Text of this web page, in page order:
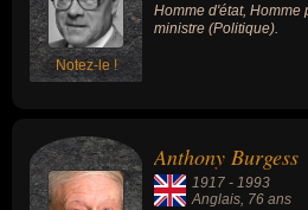
Notez-le !
Homme d'état, Homme
ministre (Politique).
Anthony Burgess
1917 - 1993
Anglais, 76 ans